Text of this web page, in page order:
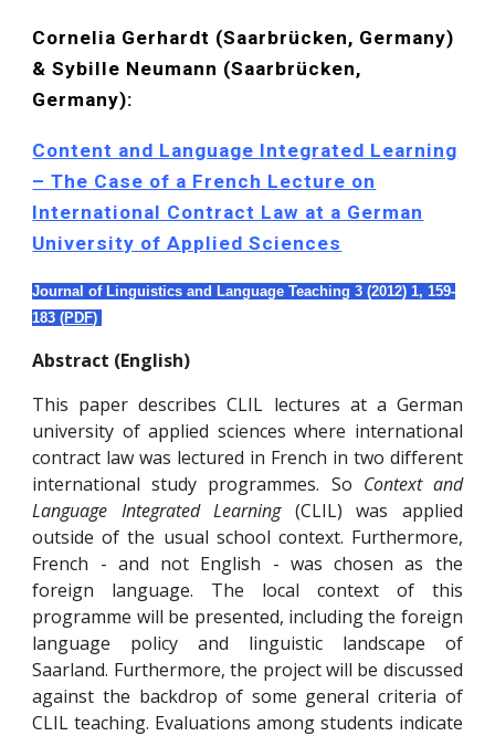
Cornelia Gerhardt (Saarbrücken, Germany)
& Sybille Neumann (Saarbrücken,
Germany):
Content and Language Integrated Learning
– The Case of a French Lecture on
International Contract Law at a German
University of Applied Sciences
Journal of Linguistics and Language Teaching 3 (2012) 1, 159-
183 (PDF)
Abstract (English)
This paper describes CLIL lectures at a German
university of applied sciences where international
contract law was lectured in French in two different
international study programmes. So Context and
Language Integrated Learning(CLIL) was applied
outside of the usual school context. Furthermore,
French - and not English - was chosen as the
foreign language. The local context of this
programme will be presented, including the foreign
language policy and linguistic landscape of
Saarland. Furthermore, the project will be discussed
against the backdrop of some general criteria of
CLIL teaching. Evaluations among students indicate